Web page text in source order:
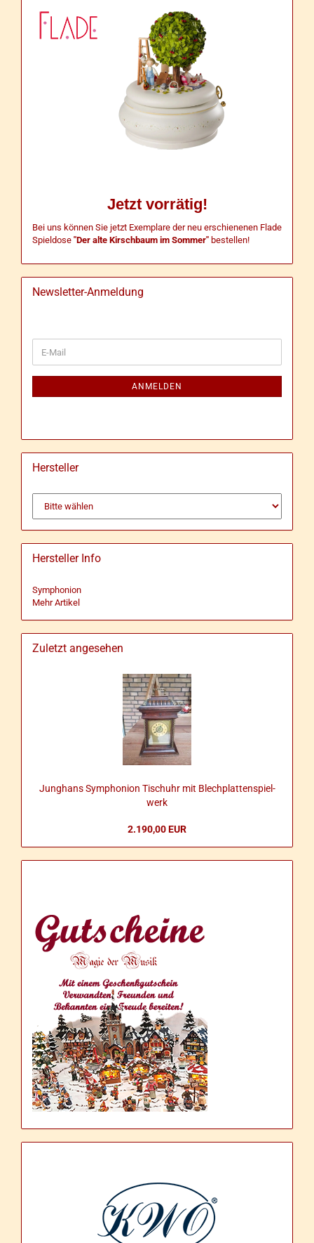
Jetzt vorrätig!
Bei uns können Sie jetzt Exemplare der neu erschienenen Flade
Spieldose "Der alte Kirschbaum im Sommer" bestellen!
Newsletter-Anmeldung
ZUR
E-
Mail
ANMELDEN
Hersteller
Hersteller Info
Symphonion
Mehr Artikel
Zuletzt angesehen
Jung­hans Sym­pho­ni­on Tisch­uhr mit Blech­plat­ten­spiel­
werk
2.190,00 EUR